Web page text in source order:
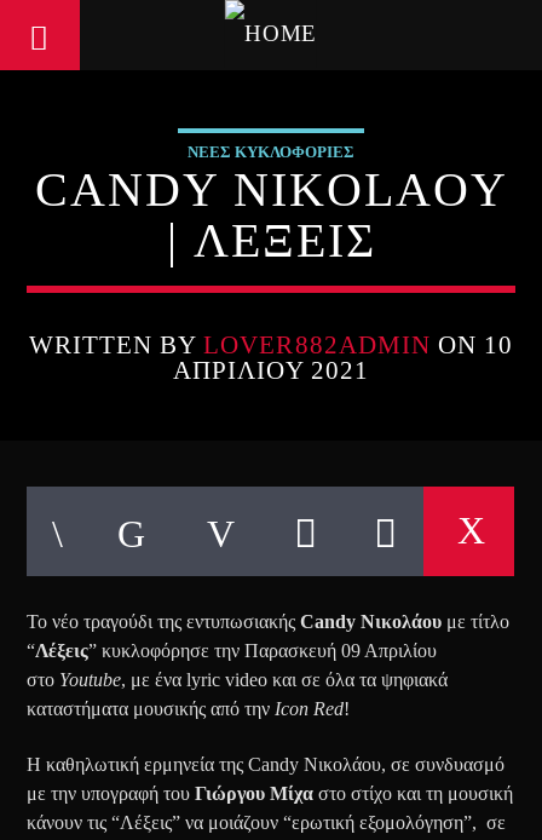
ΝΕΕΣ ΚΥΚΛΟΦΟΡΙΕΣ
CANDY NIKOLAOY
| ΛΕΞΕΙΣ
WRITTEN BYLOVER882ADMIN ON 10
ΑΠΡΙΛΊΟΥ 2021
Το νέο τραγούδι της εντυπωσιακήςCandy Νικολάου με τίτλο
“Λέξεις” κυκλοφόρησε την Παρασκευή 09 Απριλίου
στο Youtube, με ένα lyric video και σε όλα τα ψηφιακά
καταστήματα μουσικής από την Icon Red!
Η καθηλωτική ερμηνεία της Candy Νικολάου, σε συνδυασμό
με την υπογραφή τουΓιώργου Μίχα στο στίχο και τη μουσική
κάνουν τις “Λέξεις” να μοιάζουν “ερωτική εξομολόγηση”, σε